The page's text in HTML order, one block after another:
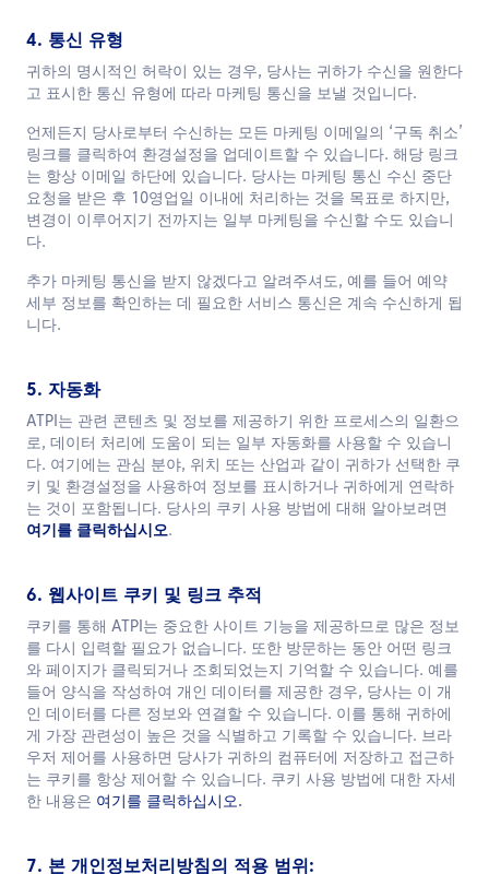
4. 통신 유형
귀하의 명시적인 허락이 있는 경우, 당사는 귀하가 수신을 원한다
고 표시한 통신 유형에 따라 마케팅 통신을 보낼 것입니다.
언제든지 당사로부터 수신하는 모든 마케팅 이메일의 ‘구독 취소’
링크를 클릭하여 환경설정을 업데이트할 수 있습니다. 해당 링크
는 항상 이메일 하단에 있습니다. 당사는 마케팅 통신 수신 중단
요청을 받은 후 10영업일 이내에 처리하는 것을 목표로 하지만,
변경이 이루어지기 전까지는 일부 마케팅을 수신할 수도 있습니
다.
추가 마케팅 통신을 받지 않겠다고 알려주셔도, 예를 들어 예약
세부 정보를 확인하는 데 필요한 서비스 통신은 계속 수신하게 됩
니다.
5. 자동화
ATPI는 관련 콘텐츠 및 정보를 제공하기 위한 프로세스의 일환으
로, 데이터 처리에 도움이 되는 일부 자동화를 사용할 수 있습니
다. 여기에는 관심 분야, 위치 또는 산업과 같이 귀하가 선택한 쿠
키 및 환경설정을 사용하여 정보를 표시하거나 귀하에게 연락하
는 것이 포함됩니다. 당사의 쿠키 사용 방법에 대해 알아보려면
여기를 클릭하십시오.
6. 웹사이트 쿠키 및 링크 추적
쿠키를 통해 ATPI는 중요한 사이트 기능을 제공하므로 많은 정보
를 다시 입력할 필요가 없습니다. 또한 방문하는 동안 어떤 링크
와 페이지가 클릭되거나 조회되었는지 기억할 수 있습니다. 예를
들어 양식을 작성하여 개인 데이터를 제공한 경우, 당사는 이 개
인 데이터를 다른 정보와 연결할 수 있습니다. 이를 통해 귀하에
게 가장 관련성이 높은 것을 식별하고 기록할 수 있습니다. 브라
우저 제어를 사용하면 당사가 귀하의 컴퓨터에 저장하고 접근하
는 쿠키를 항상 제어할 수 있습니다. 쿠키 사용 방법에 대한 자세
한 내용은 여기를 클릭하십시오.
7. 본 개인정보처리방침의 적용 범위: